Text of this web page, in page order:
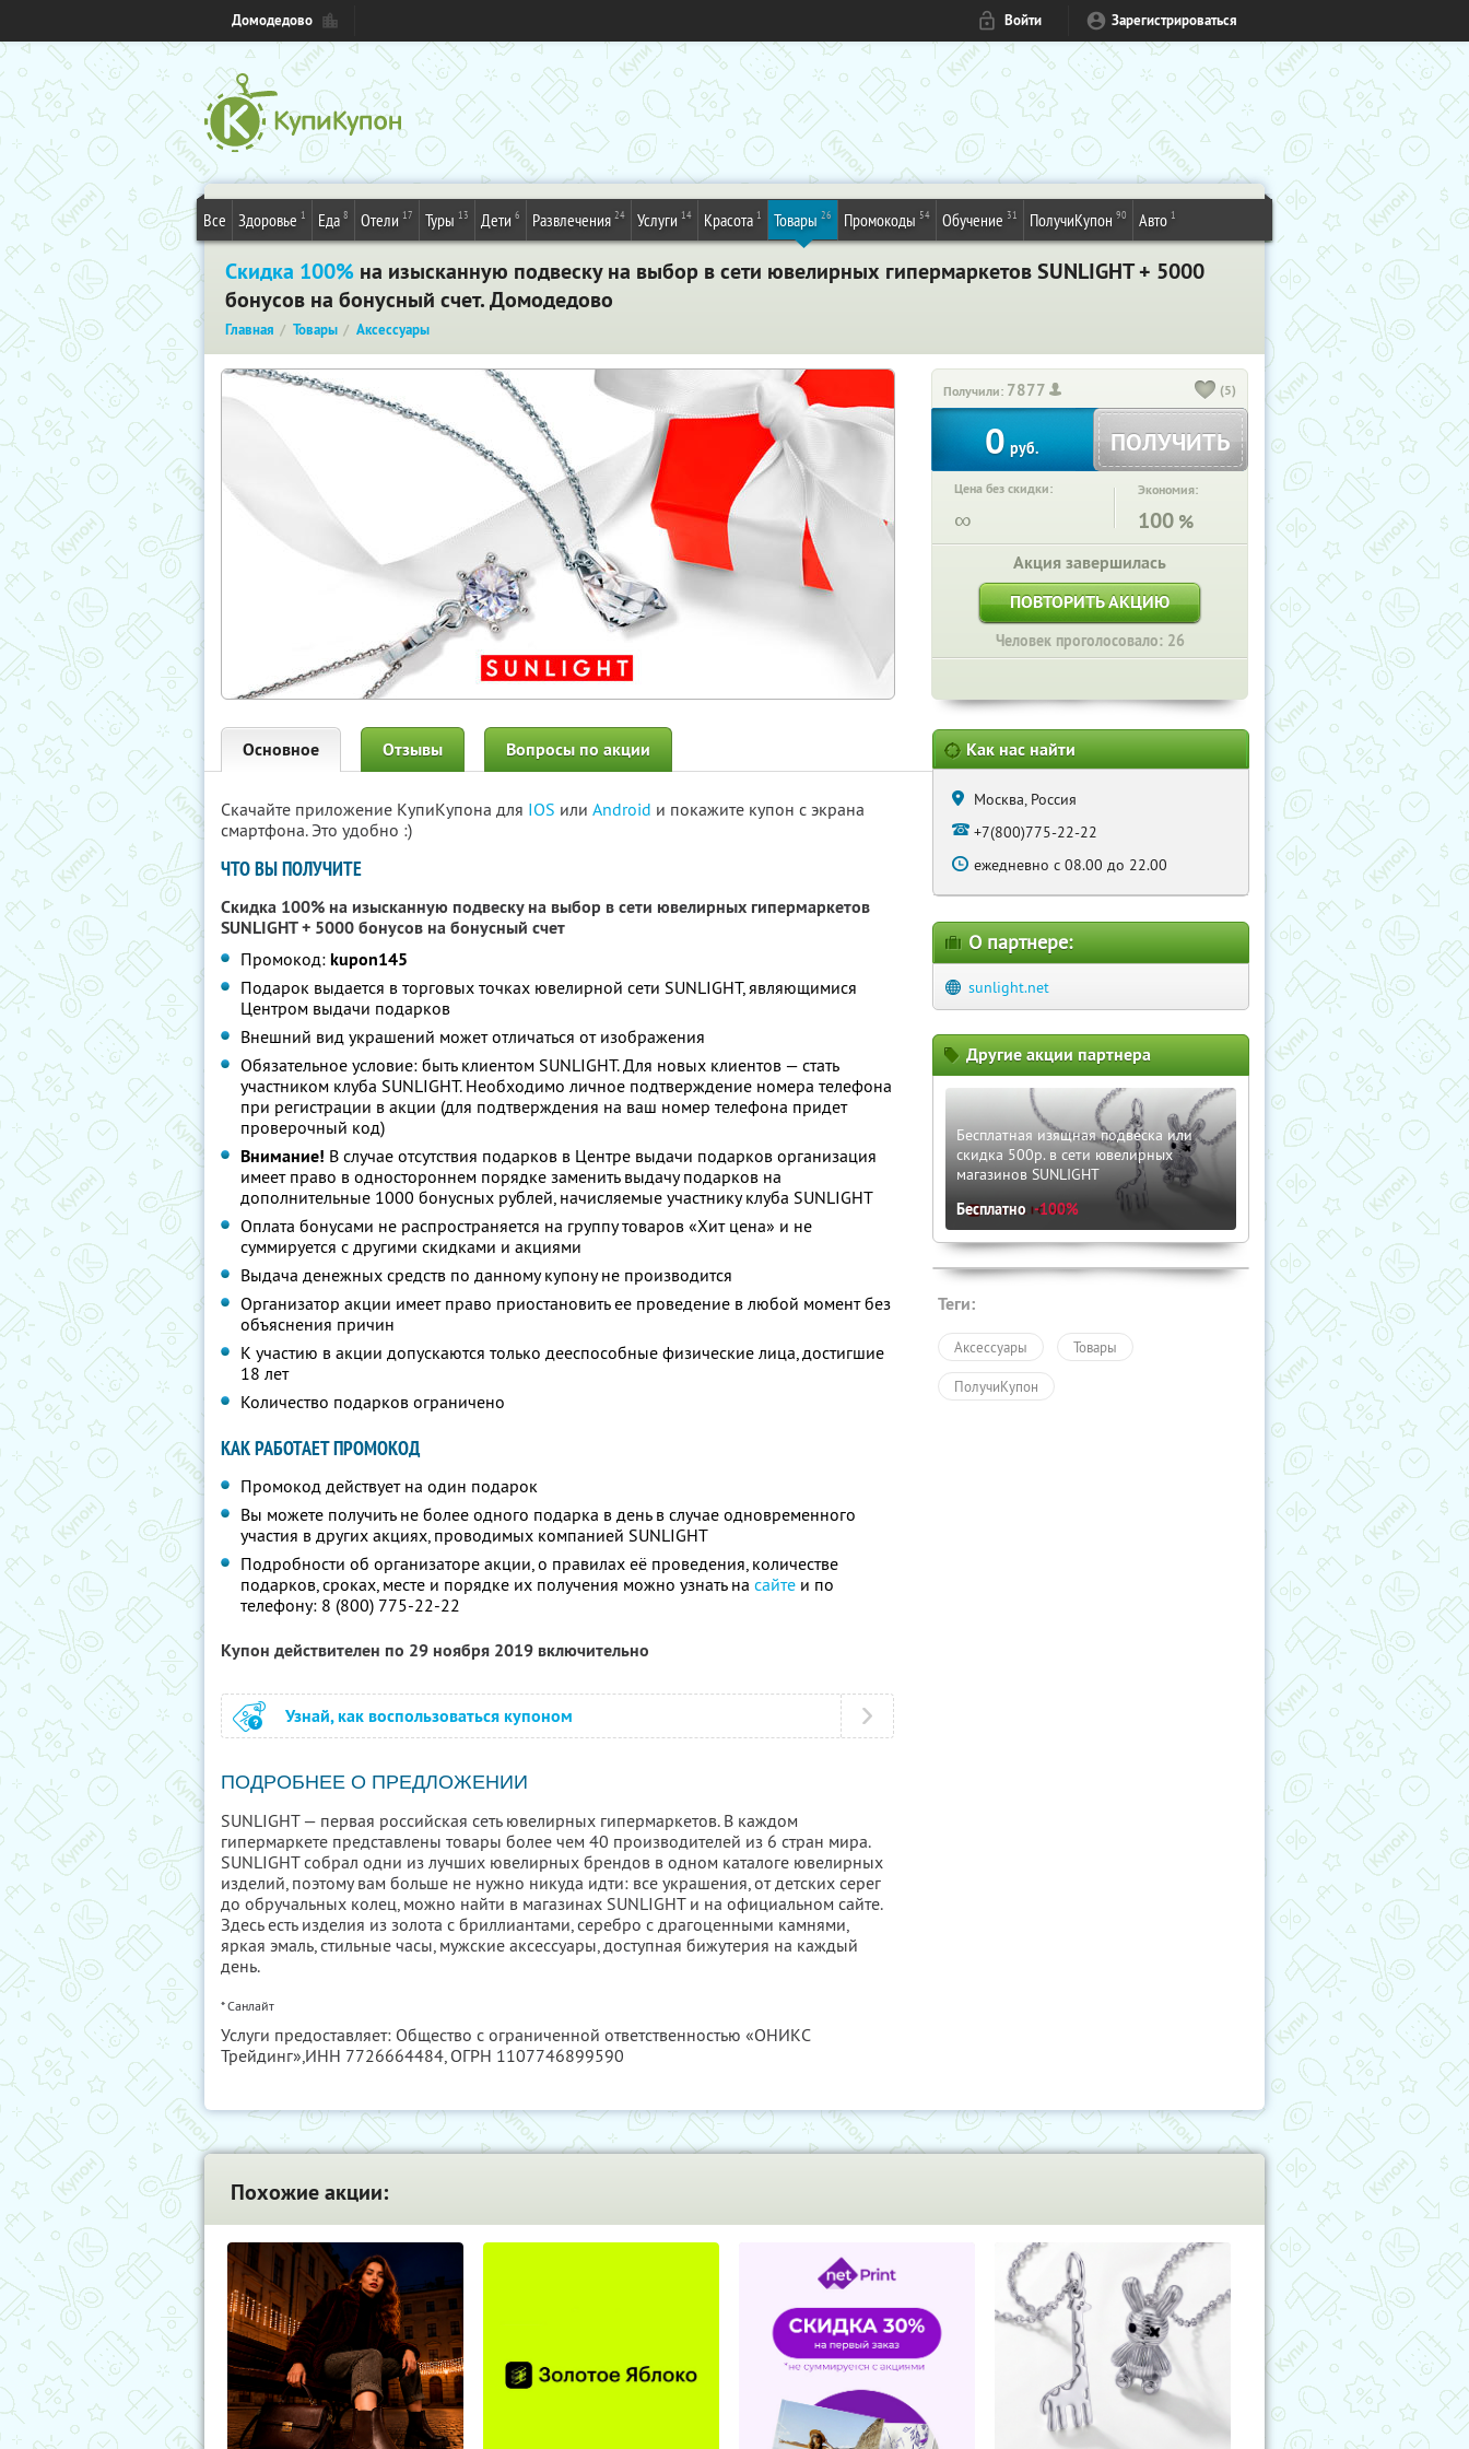
Домодедово Войти Зарегистрироваться
Все Здоровье 1 Еда 8 Отели 17 Туры 13 Дети 6 Развлечения 24 Услуги 14 Красота 1 Товары 26 Промокоды 54 Обучение 31 ПолучиКупон 90 Авто 1
Скидка 100% на изысканную подвеску на выбор в сети ювелирных гипермаркетов SUNLIGHT + 5000
бонусов на бонусный счет. Домодедово
Главная Товары Аксессуары
Получили: 7877 (5)
0 руб. ПОЛУЧИТЬ
Цена без скидки:
∞
Экономия:
100 %
Акция завершилась
ПОВТОРИТЬ АКЦИЮ
Человек проголосовало: 26
Основное Отзывы Вопросы по акции
Скачайте приложение КупиКупона для IOS или Android и покажите купон с экрана
смартфона. Это удобно :)
ЧТО ВЫ ПОЛУЧИТЕ
Скидка 100% на изысканную подвеску на выбор в сети ювелирных гипермаркетов
SUNLIGHT + 5000 бонусов на бонусный счет
Промокод: kupon145
Подарок выдается в торговых точках ювелирной сети SUNLIGHT, являющимися
Центром выдачи подарков
Внешний вид украшений может отличаться от изображения
Обязательное условие: быть клиентом SUNLIGHT. Для новых клиентов — стать
участником клуба SUNLIGHT. Необходимо личное подтверждение номера телефона
при регистрации в акции (для подтверждения на ваш номер телефона придет
проверочный код)
Внимание! В случае отсутствия подарков в Центре выдачи подарков организация
имеет право в одностороннем порядке заменить выдачу подарков на
дополнительные 1000 бонусных рублей, начисляемые участнику клуба SUNLIGHT
Оплата бонусами не распространяется на группу товаров «Хит цена» и не
суммируется с другими скидками и акциями
Выдача денежных средств по данному купону не производится
Организатор акции имеет право приостановить ее проведение в любой момент без
объяснения причин
К участию в акции допускаются только дееспособные физические лица, достигшие
18 лет
Количество подарков ограничено
КАК РАБОТАЕТ ПРОМОКОД
Промокод действует на один подарок
Вы можете получить не более одного подарка в день в случае одновременного
участия в других акциях, проводимых компанией SUNLIGHT
Подробности об организаторе акции, о правилах её проведения, количестве
подарков, сроках, месте и порядке их получения можно узнать на сайте и по
телефону: 8 (800) 775-22-22
Купон действителен по 29 ноября 2019 включительно
Узнай, как воспользоваться купоном
ПОДРОБНЕЕ О ПРЕДЛОЖЕНИИ
SUNLIGHT — первая российская сеть ювелирных гипермаркетов. В каждом
гипермаркете представлены товары более чем 40 производителей из 6 стран мира.
SUNLIGHT собрал одни из лучших ювелирных брендов в одном каталоге ювелирных
изделий, поэтому вам больше не нужно никуда идти: все украшения, от детских серег
до обручальных колец, можно найти в магазинах SUNLIGHT и на официальном сайте.
Здесь есть изделия из золота с бриллиантами, серебро с драгоценными камнями,
яркая эмаль, стильные часы, мужские аксессуары, доступная бижутерия на каждый
день.
* Санлайт
Услуги предоставляет: Общество с ограниченной ответственностью «ОНИКС
Трейдинг»,ИНН 7726664484, ОГРН 1107746899590
Как нас найти
Москва, Россия
+7(800)775-22-22
ежедневно с 08.00 до 22.00
О партнере:
sunlight.net
Другие акции партнера
Бесплатная изящная подвеска или
скидка 500р. в сети ювелирных
магазинов SUNLIGHT
Бесплатно -100%
Теги:
Аксессуары Товары
ПолучиКупон
Похожие акции: